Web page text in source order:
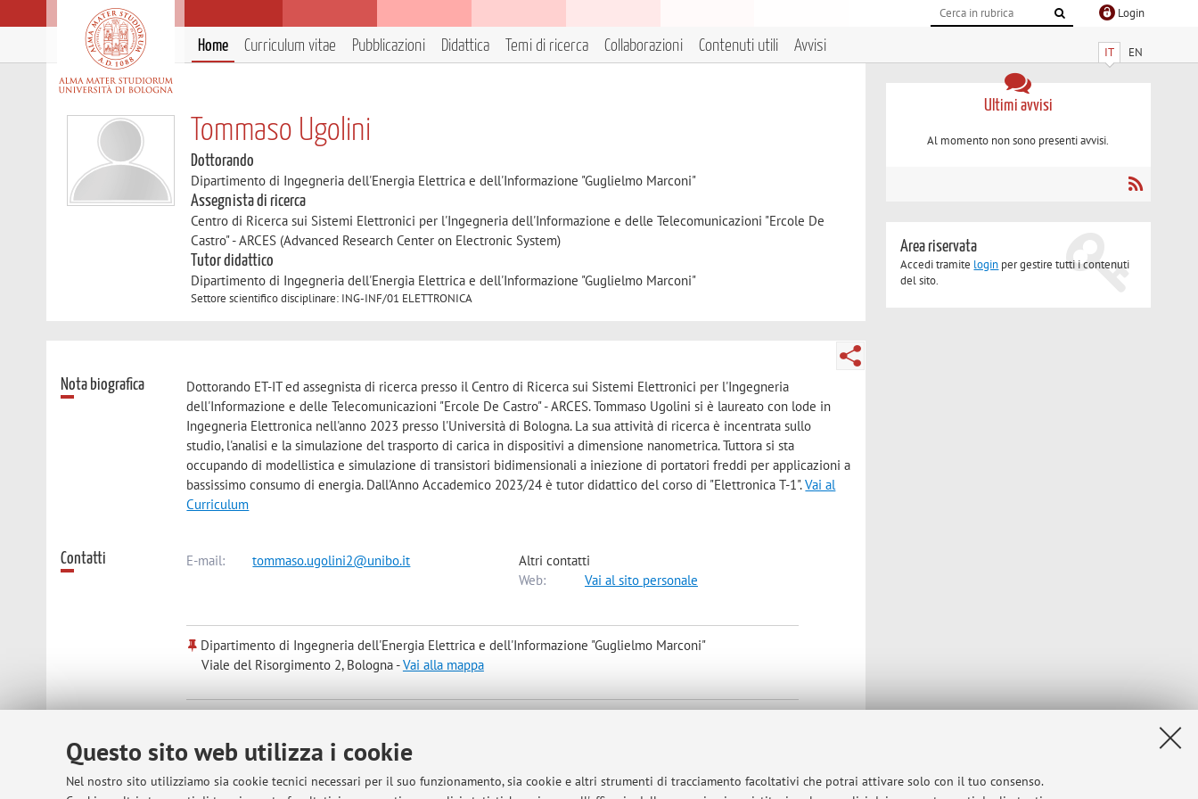
Questo sito web utilizza i cookie
Nel nostro sito utilizziamo sia cookie tecnici necessari per il suo funzionamento, sia cookie e altri strumenti di tracciamento facoltativi che potrai attivare solo con il tuo consenso.
Login
IT EN
Home Curriculum vitae Pubblicazioni Didattica Temi di ricerca Collaborazioni Contenuti utili Avvisi
Tommaso Ugolini
Dottorando
Dipartimento di Ingegneria dell'Energia Elettrica e dell'Informazione "Guglielmo Marconi"
Assegnista di ricerca
Centro di Ricerca sui Sistemi Elettronici per l'Ingegneria dell'Informazione e delle Telecomunicazioni "Ercole De
Castro" - ARCES (Advanced Research Center on Electronic System)
Tutor didattico
Dipartimento di Ingegneria dell'Energia Elettrica e dell'Informazione "Guglielmo Marconi"
Settore scientifico disciplinare: ING-INF/01 ELETTRONICA
Nota biografica
Dottorando ET-IT ed assegnista di ricerca presso il Centro di Ricerca sui Sistemi Elettronici per l'Ingegneria
dell'Informazione e delle Telecomunicazioni "Ercole De Castro" - ARCES. Tommaso Ugolini si è laureato con lode in
Ingegneria Elettronica nell'anno 2023 presso l'Università di Bologna. La sua attività di ricerca è incentrata sullo
studio, l'analisi e la simulazione del trasporto di carica in dispositivi a dimensione nanometrica. Tuttora si sta
occupando di modellistica e simulazione di transistori bidimensionali a iniezione di portatori freddi per applicazioni a
bassissimo consumo di energia. Dall'Anno Accademico 2023/24 è tutor didattico del corso di "Elettronica T-1".Vai al
Curriculum
Contatti E-mail: tommaso.ugolini2@unibo.it
Altri contatti
Web:
Vai al sito personale
Dipartimento di Ingegneria dell'Energia Elettrica e dell'Informazione "Guglielmo Marconi"
Viale del Risorgimento 2, Bologna -Vai alla mappa
Viale Carlo Pepoli 3/2, Bologna -Vai alla mappa
Ultimi avvisi
Al momento non sono presenti avvisi.
Area riservata
Accedi tramite login per gestire tutti i contenuti
del sito.